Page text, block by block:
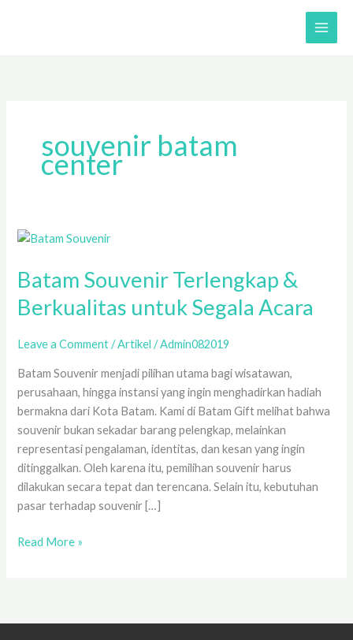
souvenir batam
center
Batam Souvenir Terlengkap &
Berkualitas untuk Segala Acara
Leave a Comment /Artikel /Admin082019
Batam Souvenir menjadi pilihan utama bagi wisatawan,
perusahaan, hingga instansi yang ingin menghadirkan hadiah
bermakna dari Kota Batam. Kami di Batam Gift melihat bahwa
souvenir bukan sekadar barang pelengkap, melainkan
representasi pengalaman, identitas, dan kesan yang ingin
ditinggalkan. Oleh karena itu, pemilihan souvenir harus
dilakukan secara tepat dan terencana. Selain itu, kebutuhan
pasar terhadap souvenir […]
Batam
Terlengkap
Berkualitas
Segala
Acara
Read More »